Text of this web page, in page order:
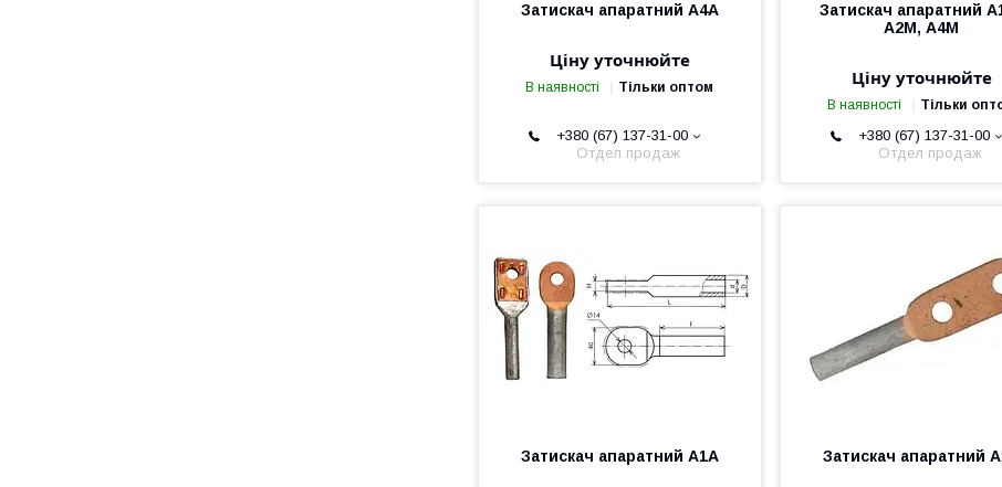
Затискач апаратний А4А
Ціну уточнюйте
В наявності Тільки оптом
+380 (67) 137-31-00
Отдел продаж
Затискач апаратний
А2М, А4М
Ціну уточнюйте
В наявності Тільки
+380 (67) 137-31-00
Отдел продаж
Затискач апаратний А1А Затискач апаратний